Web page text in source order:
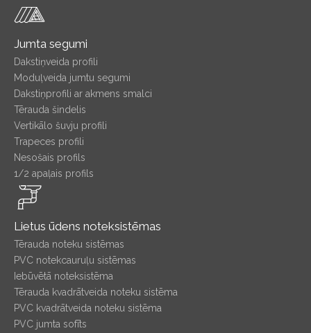
Jumta segumi
Dakstiņveida profili
Moduļveida jumtu segumi
Dakstiņprofili ar akmens smalci
Tērauda šindelis
Vertikālo šuvju profili
Trapeces profili
Nesošais profils
1/2 apaļais profils
Lietus ūdens noteksistēmas
Tērauda noteku sistēmas
PVC notekcauruļu sistēmas
Iebūvētā noteksistēma
Tērauda kvadrātveida noteku sistēma
PVC kvadrātveida noteku sistēma
PVC jumta sofīts